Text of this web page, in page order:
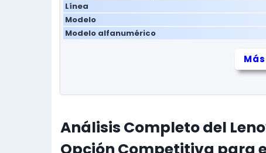
Línea
Modelo
Modelo alfanumérico
Análisis Completo del